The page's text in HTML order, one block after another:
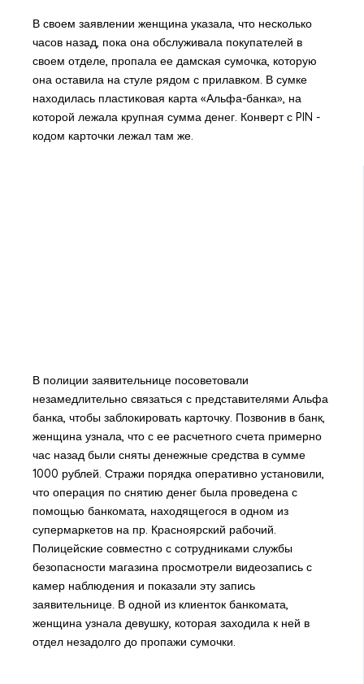
В своем заявлении женщина указала, что несколько
часов назад, пока она обслуживала покупателей в
своем отделе, пропала ее дамская сумочка, которую
она оставила на стуле рядом с прилавком. В сумке
находилась пластиковая карта «Альфа-банка», на
которой лежала крупная сумма денег. Конверт с PIN -
кодом карточки лежал там же.
В полиции заявительнице посоветовали
незамедлительно связаться с представителями Альфа
банка, чтобы заблокировать карточку. Позвонив в банк,
женщина узнала, что с ее расчетного счета примерно
час назад были сняты денежные средства в сумме
1000 рублей. Стражи порядка оперативно установили,
что операция по снятию денег была проведена с
помощью банкомата, находящегося в одном из
супермаркетов на пр. Красноярский рабочий.
Полицейские совместно с сотрудниками службы
безопасности магазина просмотрели видеозапись с
камер наблюдения и показали эту запись
заявительнице. В одной из клиенток банкомата,
женщина узнала девушку, которая заходила к ней в
отдел незадолго до пропажи сумочки.